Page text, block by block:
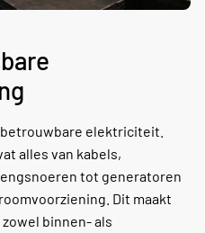
elektriciteit.
alles van kabels,
tot generatoren
Dit maakt
binnen- als